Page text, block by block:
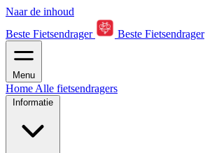
Naar de inhoud
Beste Fietsendrager
Beste Fietsendrager
Menu
Home Alle fietsendragers
Informatie